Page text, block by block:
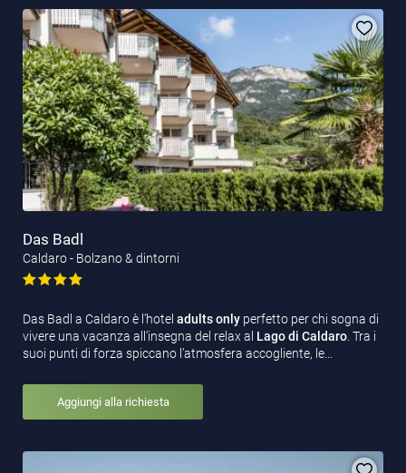
Das Badl
Caldaro - Bolzano & dintorni
Das Badl a Caldaro è l’hotel adults only perfetto per chi sogna di
vivere una vacanza all’insegna del relax al Lago di Caldaro . Tra i
suoi punti di forza spiccano l’atmosfera accogliente, le…
Aggiungi alla richiesta